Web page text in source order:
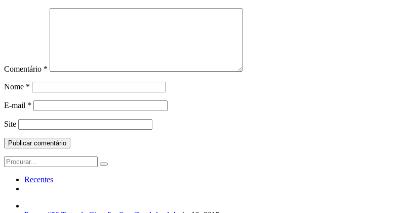
Comentário *
Nome *
E-mail *
Site
Search
for:
Recentes